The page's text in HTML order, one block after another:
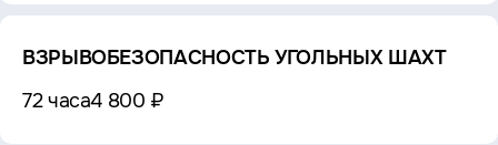
ВЗРЫВОБЕЗОПАСНОСТЬ УГОЛЬНЫХ ШАХТ
72 часа4 800 ₽